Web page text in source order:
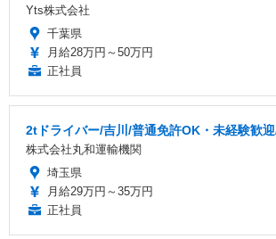
Yts株式会社
千葉県
月給28万円～50万円
正社員
2tドライバー/吉川/普通免許OK・未経験歓
株式会社丸和運輸機関
埼玉県
月給29万円～35万円
正社員